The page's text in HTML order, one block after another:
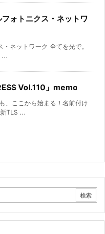
ォトニクス・ネットワ
ネットワーク 全てを光で。
...
Vol.110」memo
、ここから始まる！名前付け
TLS ...